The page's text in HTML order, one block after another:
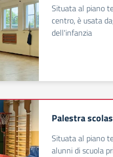
Situata al piano
centro, è usata
dell'infanzia
Palestra
Situata al piano
alunni di scuola